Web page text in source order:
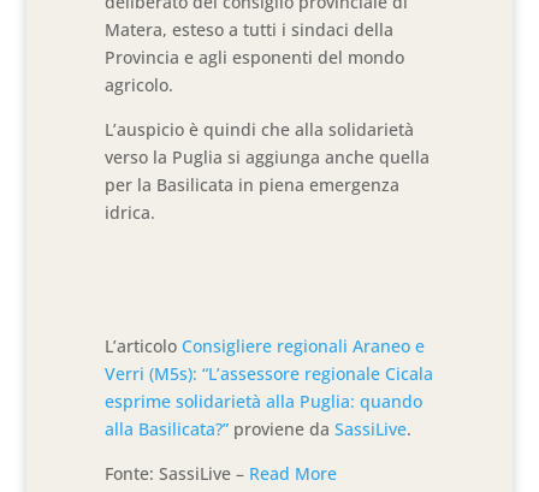
Matera, esteso a tutti i sindaci della
Provincia e agli esponenti del mondo
agricolo.
L’auspicio è quindi che alla solidarietà
verso la Puglia si aggiunga anche quella
per la Basilicata in piena emergenza
idrica.
L’articoloConsigliere regionali Araneo e
Verri (M5s): “L’assessore regionale Cicala
esprime solidarietà alla Puglia: quando
alla Basilicata?” proviene daSassiLive.
Fonte: SassiLive – Read More